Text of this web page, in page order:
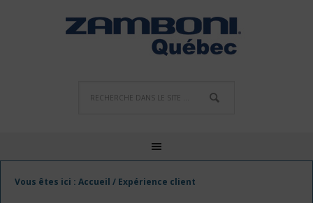
Vous êtes ici : Accueil / Expérience client